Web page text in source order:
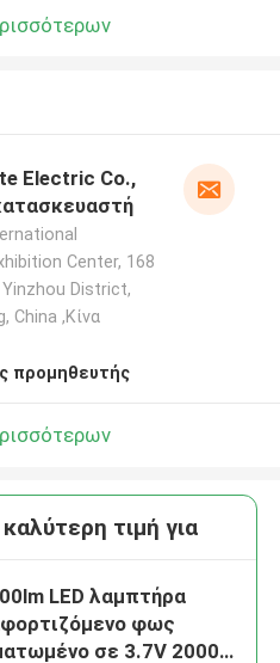
Electric Co.,
Center, 168
Yinzhou District,
China ,Κίνα
προμηθευτής
τιμή για
LED λαμπτήρα
φως
σε 3.7V 2000